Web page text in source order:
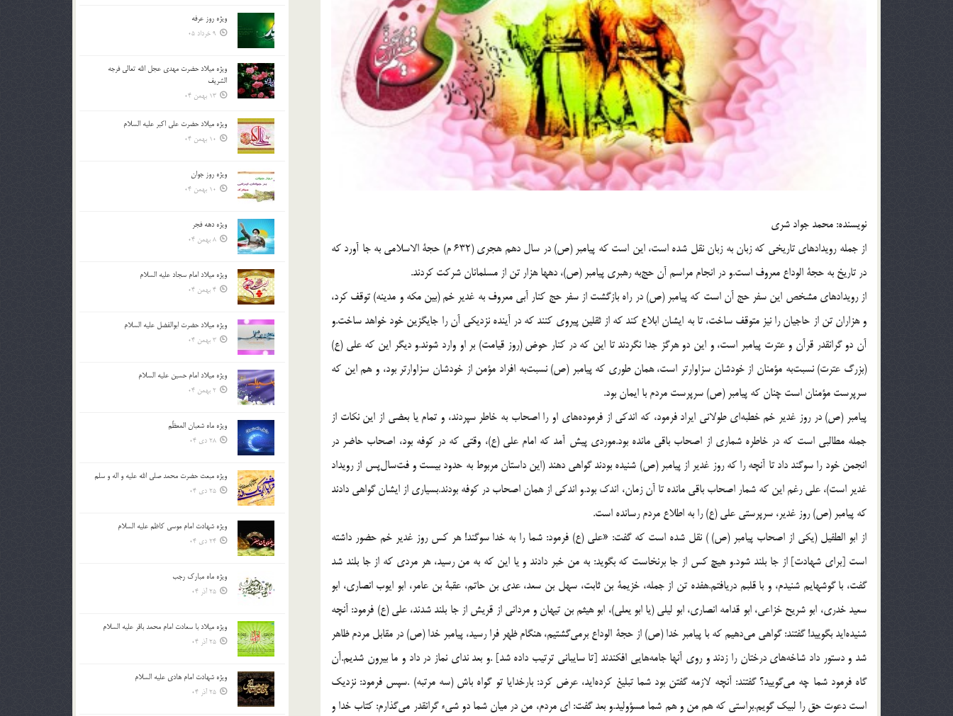
نويسنده: محمد جواد شری
از جمله رویدادهای تاریخی که زبان به زبان نقل شده است، این است که پیامبر (ص) در سال دهم هجری (632 م) حجة الاسلامی به جا آورد که
در تاریخ به حجة الوداع معروف است.و در انجام مراسم آن حج‌به رهبری پیامبر (ص)، دهها هزار تن از مسلمانان شرکت کردند.
از رویدادهای مشخص این سفر حج آن است که پیامبر (ص) در راه بازگشت از سفر حج کنار آبی معروف به غدیر خم (بین مکه و مدینه) توقف کرد،
و هزاران تن از حاجیان را نیز متوقف ساخت، تا به ایشان ابلاع کند که از ثقلین پیروی کنند که در آینده نزدیکی آن را جایگزین خود خواهد ساخت.و
آن دو گرانقدر قرآن و عترت پیامبر است، و این دو هرگز جدا نگردند تا این که در کنار حوض (روز قیامت) بر او وارد شوند.و دیگر این که علی (ع)
(بزرگ عترت) نسبت‌به مؤمنان از خودشان سزاوارتر است، همان طوری که پیامبر (ص) نسبت‌به افراد مؤمن از خودشان سزاوارتر بود، و هم این که
سرپرست مؤمنان است چنان که پیامبر (ص) سرپرست مردم با ایمان بود.
پیامبر (ص) در روز غدیر خم خطبه‌ای طولانی ایراد فرمود، که اندکی از فرموده‌های او را اصحاب به خاطر سپردند، و تمام یا بعضی از این نکات از
جمله مطالبی است که در خاطره شماری از اصحاب باقی مانده بود.موردی پیش آمد که امام علی (ع)، وقتی که در کوفه بود، اصحاب حاضر در
انجمن خود را سوگند داد تا آنچه را که روز غدیر از پیامبر (ص) شنیده بودند گواهی دهند (این داستان مربوط به حدود بیست و فت‌سال‌پس از رویداد
غدیر است)، علی رغم این که شمار اصحاب باقی مانده تا آن زمان، اندک بود.و اندکی از همان اصحاب در کوفه بودند.بسیاری از ایشان گواهی دادند
که پیامبر (ص) روز غدیر، سرپرستی علی (ع) را به اطلاع مردم رسانده است.
از ابو الطفیل (یکی از اصحاب پیامبر (ص) ) نقل شده است که گفت: «علی (ع) فرمود: شما را به خدا سوگند! هر کس روز غدیر خم حضور داشته
است [برای شهادت] از جا بلند شود.و هیچ کس از جا برنخاست که بگوید: به من خبر دادند و یا این که به من رسید، هر مردی که از جا بلند شد
گفت، با گوشهایم شنیدم، و با قلبم دریافتم.هفده تن از جمله، خزیمة بن ثابت، سهل بن سعد، عدی بن حاتم، عقبة بن عامر، ابو ایوب انصاری، ابو
سعید خدری، ابو شریح خزاعی، ابو قدامه انصاری، ابو لیلی (یا ابو یعلی)، ابو هیثم بن تیهان و مردانی از قریش از جا بلند شدند، علی (ع) فرمود: آنچه
شنیده‌اید بگویید! گفتند: گواهی می‌دهیم که با پیامبر خدا (ص) از حجة الوداع برمی‌گشتیم، هنگام ظهر فرا رسید، پیامبر خدا (ص) در مقابل مردم ظاهر
شد و دستور داد شاخه‌های درختان را زدند و روی آنها جامه‌هایی افکندند [تا سایبانی ترتیب داده شد] .و بعد ندای نماز در داد و ما بیرون شدیم.آن
گاه فرمود شما چه می‌گویید؟ گفتند: آنچه لازمه گفتن بود شما تبلیغ کرده‌اید، عرض کرد: بارخدایا تو گواه باش (سه مرتبه) .سپس فرمود: نزدیک
است دعوت حق را لبیک گویم.براستی که هم من و هم شما مسؤولید.و بعد گفت: ای مردم، من در میان شما دو شی‌ء گرانقدر می‌گذارم: کتاب خدا و
ویژه روز عرفه
9 خرداد 05
ویژه میلاد حضرت مهدی عجل الله تعالی فرجه
الشريف
13 بهمن 04
ویژه میلاد حضرت علی اکبر علیه السلام
10 بهمن 04
ویژه روز جوان
10 بهمن 04
ویژه دهه فجر
8 بهمن 04
ویژه میلاد امام سجاد علیه السلام
4 بهمن 04
ویژه میلاد حضرت ابوالفضل علیه السلام
3 بهمن 04
ویژه میلاد امام حسین علیه السلام
2 بهمن 04
ویژه ماه شعبان المعظّم
28 دی 04
ویژه مبعث حضرت محمد صلی الله علیه و اله و سلم
25 دی 04
ویژه شهادت امام موسی کاظم علیه السلام
24 دی 04
ویژه ماه مبارک رجب
25 آذر 04
ویژه میلاد با سعادت امام محمد باقر علیه السلام
25 آذر 04
ویژه شهادت امام هادی علیه السلام
25 آذر 04